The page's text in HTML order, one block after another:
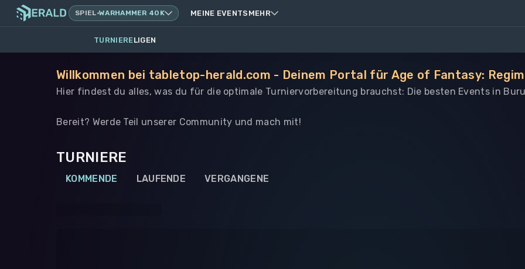
SPIEL·WARHAMMER 40K MEINE EVENTS MEHR
TURNIERELIGEN
Willkommen bei tabletop-herald.com - Deinem Portal für Age of Fantasy:
Hier findest du alles, was du für die optimale Turniervorbereitung brauchst: Die besten Events in
Bereit? Werde Teil unserer Community und mach mit!
TURNIERE
KOMMENDE LAUFENDE VERGANGENE